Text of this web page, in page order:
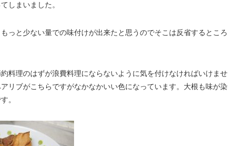
しまいました。
っと少ない量での味付けが出来たと思うのでそこは反省するところ
料理のはずが浪費料理にならないように気を付けなければいけませ
リブがこちらですがなかなかいい色になっています。大根も味が染
。